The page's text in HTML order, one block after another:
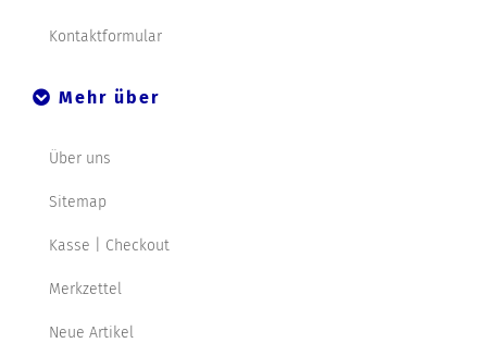
Kontaktformular
Mehr über
Über uns
Sitemap
Kasse | Checkout
Merkzettel
Neue Artikel